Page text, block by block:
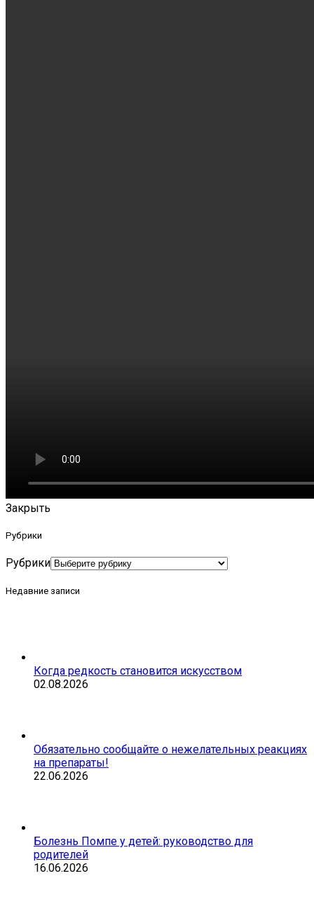
Закрыть
Рубрики
Рубрики
Недавние записи
Когда редкость становится искусством
02.08.2026
Обязательно сообщайте о нежелательных реакциях
на препараты!
22.06.2026
Болезнь Помпе у детей: руководство для
родителей
16.06.2026